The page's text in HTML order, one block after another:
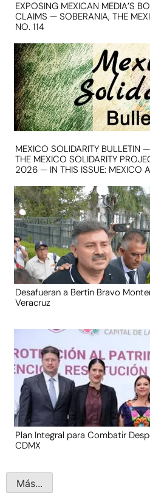
EXPOSING MEXICAN MEDIA’S
CLAIMS — SOBERANIA, THE
NO. 114
MEXICO SOLIDARITY BULLETIN
THE MEXICO SOLIDARITY
2026 — IN THIS ISSUE: MEXICO
Desafueran a Bertín Bravo
Veracruz
Plan Integral para Combatir
CDMX
Más...